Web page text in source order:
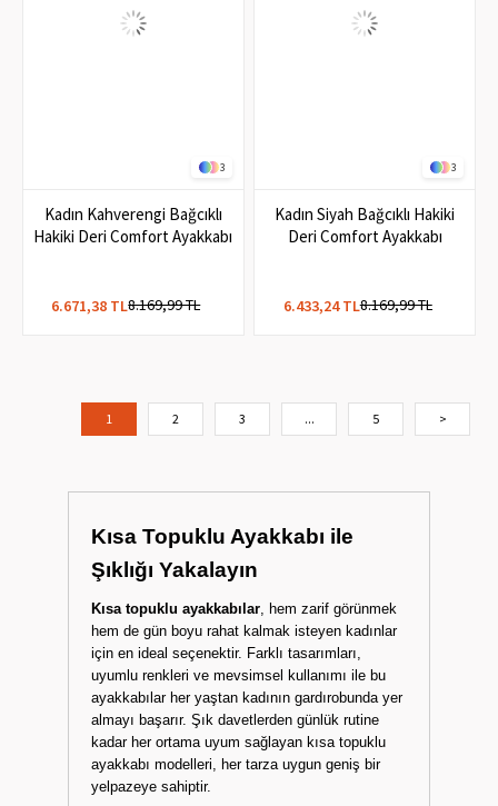
3
Kadın Kahverengi Bağcıklı
Hakiki Deri Comfort Ayakkabı
6.671,38 TL8.169,99 TL
3
Kadın Siyah Bağcıklı Hakiki
Deri Comfort Ayakkabı
6.433,24 TL8.169,99 TL
1 2 3 ... 5 >
Kısa Topuklu Ayakkabı ile
Şıklığı Yakalayın
Kısa topuklu ayakkabılar, hem zarif görünmek
hem de gün boyu rahat kalmak isteyen kadınlar
için en ideal seçenektir. Farklı tasarımları,
uyumlu renkleri ve mevsimsel kullanımı ile bu
ayakkabılar her yaştan kadının gardırobunda yer
almayı başarır. Şık davetlerden günlük rutine
kadar her ortama uyum sağlayan kısa topuklu
ayakkabı modelleri, her tarza uygun geniş bir
yelpazeye sahiptir.